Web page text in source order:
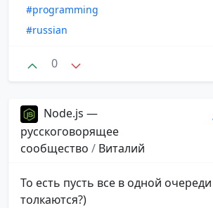
#programming
#russian
0
Node.js —
русскоговорящее
сообщество / Виталий
То есть пусть все в одной
толкаются?)